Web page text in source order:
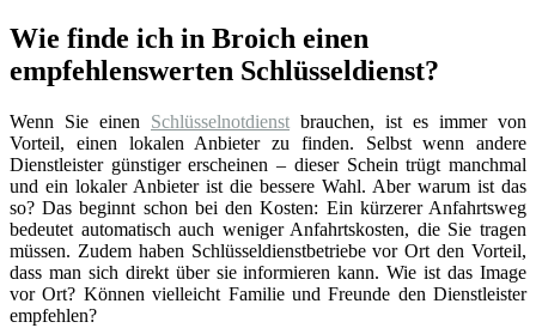
Wie finde ich in Broich einen
empfehlenswerten Schlüsseldienst?
Wenn Sie einen Schlüsselnotdienst brauchen, ist es immer von
Vorteil, einen lokalen Anbieter zu finden. Selbst wenn andere
Dienstleister günstiger erscheinen – dieser Schein trügt manchmal
und ein lokaler Anbieter ist die bessere Wahl. Aber warum ist das
so? Das beginnt schon bei den Kosten: Ein kürzerer Anfahrtsweg
bedeutet automatisch auch weniger Anfahrtskosten, die Sie tragen
müssen. Zudem haben Schlüsseldienstbetriebe vor Ort den Vorteil,
dass man sich direkt über sie informieren kann. Wie ist das Image
vor Ort? Können vielleicht Familie und Freunde den Dienstleister
empfehlen?